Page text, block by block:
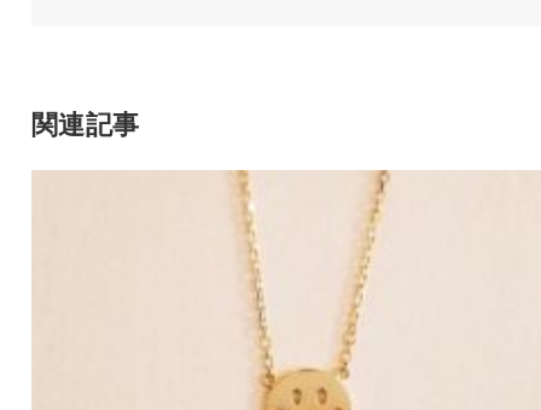
関連記事